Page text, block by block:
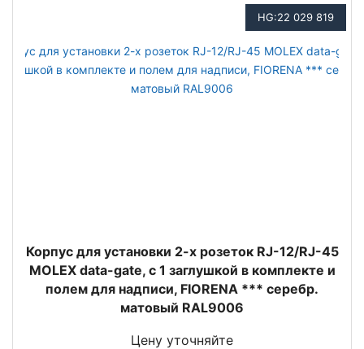
HG:22 029 819
Корпус для установки 2-х розеток RJ-12/RJ-45
MOLEX data-gate, с 1 заглушкой в комплекте и
полем для надписи, FIORENA *** серебр.
матовый RAL9006
Цену уточняйте